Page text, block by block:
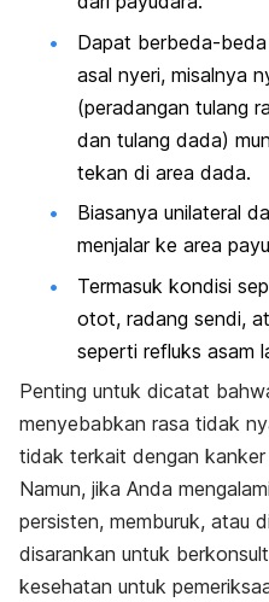
Dapat berbeda-
asal nyeri, misalnya
(peradangan tulang
dan tulang dada)
tekan di area dada.
Biasanya unilateral
menjalar ke area
Termasuk kondisi
otot, radang sendi,
seperti refluks asam
Penting untuk dicatat
menyebabkan rasa tidak
tidak terkait dengan kanker
Namun, jika Anda
persisten, memburuk, atau
disarankan untuk
kesehatan untuk